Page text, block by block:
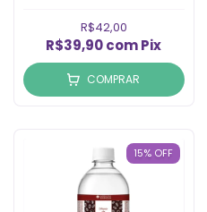
R$42,00
R$39,90comPix
COMPRAR
15% OFF